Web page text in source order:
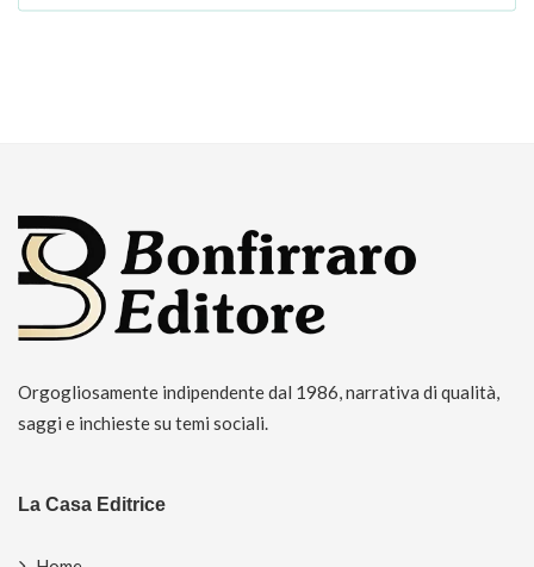
Orgogliosamente indipendente dal 1986, narrativa di qualità,
saggi e inchieste su temi sociali.
La Casa Editrice